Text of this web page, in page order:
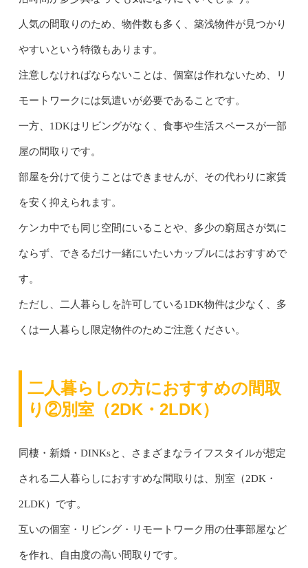
人気の間取りのため、物件数も多く、築浅物件が見つかり
やすいという特徴もあります。
注意しなければならないことは、個室は作れないため、リ
モートワークには気遣いが必要であることです。
一方、1DKはリビングがなく、食事や生活スペースが一部
屋の間取りです。
部屋を分けて使うことはできませんが、その代わりに家賃
を安く抑えられます。
ケンカ中でも同じ空間にいることや、多少の窮屈さが気に
ならず、できるだけ一緒にいたいカップルにはおすすめで
す。
ただし、二人暮らしを許可している1DK物件は少なく、多
くは一人暮らし限定物件のためご注意ください。
二人暮らしの方におすすめの間取
り②別室（2DK・2LDK）
同棲・新婚・DINKsと、さまざまなライフスタイルが想定
される二人暮らしにおすすめな間取りは、別室（2DK・
2LDK）です。
互いの個室・リビング・リモートワーク用の仕事部屋など
を作れ、自由度の高い間取りです。